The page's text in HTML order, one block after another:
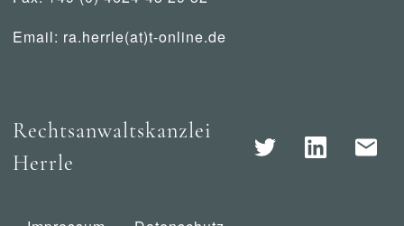
Email: ra.herrle(at)t-online.de
Rechtsanwaltskanzlei
Herrle